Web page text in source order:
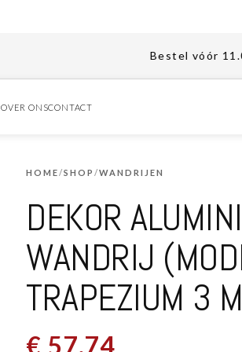
Bestel vóór 11.00
OVER ONSCONTACT
HOME/SHOP/WANDRIJEN
DEKOR
WANDRIJ
TRAPEZIUM 3 M
€ 57,74